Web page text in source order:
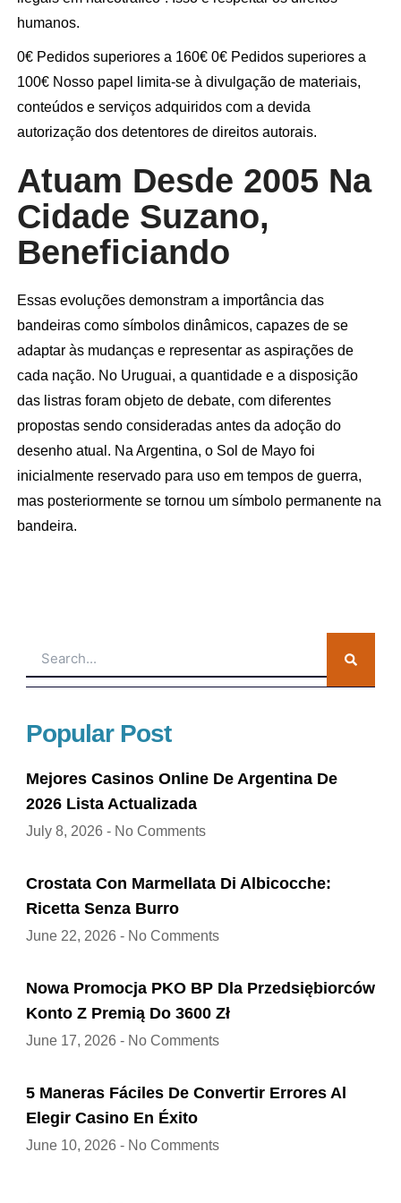
humanos.
0€ Pedidos superiores a 160€ 0€ Pedidos superiores a
100€ Nosso papel limita-se à divulgação de materiais,
conteúdos e serviços adquiridos com a devida
autorização dos detentores de direitos autorais.
Atuam Desde 2005 Na
Cidade Suzano,
Beneficiando
Essas evoluções demonstram a importância das
bandeiras como símbolos dinâmicos, capazes de se
adaptar às mudanças e representar as aspirações de
cada nação. No Uruguai, a quantidade e a disposição
das listras foram objeto de debate, com diferentes
propostas sendo consideradas antes da adoção do
desenho atual. Na Argentina, o Sol de Mayo foi
inicialmente reservado para uso em tempos de guerra,
mas posteriormente se tornou um símbolo permanente na
bandeira.
Popular Post
Mejores Casinos Online De Argentina De
2026 Lista Actualizada
July 8, 2026 No Comments
Crostata Con Marmellata Di Albicocche:
Ricetta Senza Burro
June 22, 2026 No Comments
Nowa Promocja PKO BP Dla Przedsiębiorców
Konto Z Premią Do 3600 Zł
June 17, 2026 No Comments
5 Maneras Fáciles De Convertir Errores Al
Elegir Casino En Éxito
June 10, 2026 No Comments